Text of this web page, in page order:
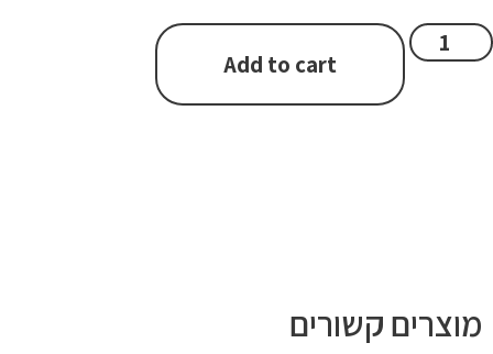
Add to cart
מוצרים קשורים